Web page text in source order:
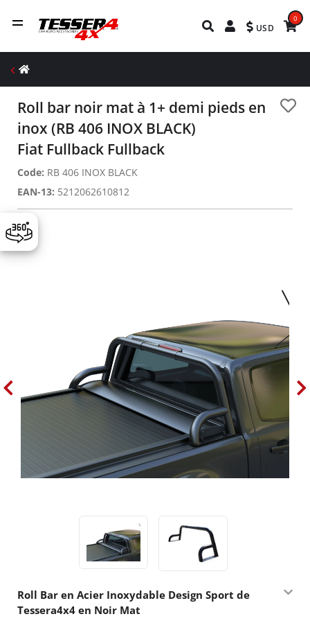
USD
0
Roll bar noir mat à 1+ demi pieds en
inox (RB 406 INOX BLACK)
Fiat Fullback Fullback
Code: RB 406 INOX BLACK
EAN-13: 5212062610812
Roll Bar en Acier Inoxydable Design Sport de
Tessera4x4 en Noir Mat